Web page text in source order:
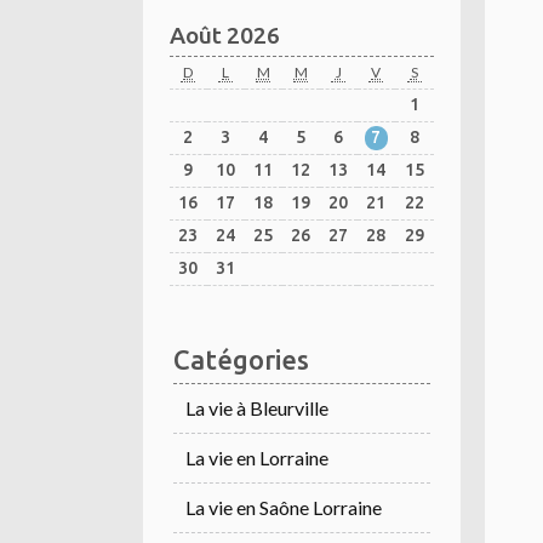
Août 2026
D L M M J V S
1
2
3 4 5 6 7
8
9
10 11 12 13 14
15
16
17 18 19 20 21
22
23
24 25 26 27 28
29
30
31
Catégories
La vie à Bleurville
La vie en Lorraine
La vie en Saône Lorraine